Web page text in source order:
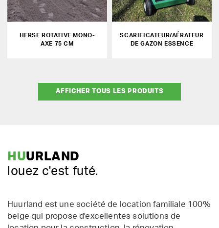
HERSE ROTATIVE MONO-
AXE 75 CM
SCARIFICATEUR/AÉRATEUR
DE GAZON ESSENCE
AFFICHER TOUS LES PRODUITS
HUURLAND
louez c'est futé.
Huurland est une société de location familiale 100%
belge qui propose d'excellentes solutions de